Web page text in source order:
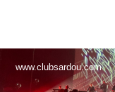
www.clubsardou.com